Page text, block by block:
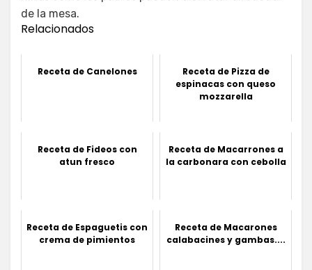
de la mesa.
Relacionados
Receta de Canelones
Receta de Pizza de
espinacas con queso
mozzarella
Receta de Fideos con
atun fresco
Receta de Macarrones a
la carbonara con cebolla
Receta de Espaguetis con
crema de pimientos
Receta de Macarones
calabacines y gambas....